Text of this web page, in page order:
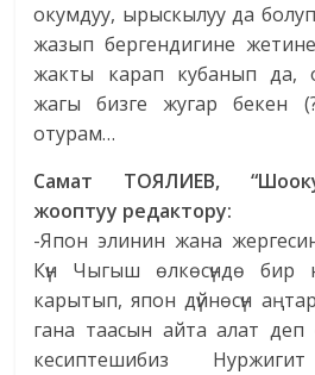
окумдуу, ырыскылуу да
жазып бергендигине
жакты карап кубанып да,
жагы бизге жугар бекен
отурам…
Самат ТОЯЛИЕВ,
жооптуу редактору:
-Япон элинин жана
Күн Чыгыш өлкөсүндө бир
карытып, япон дүйнөсүн
гана таасын айта алат деп
кесиптешибиз